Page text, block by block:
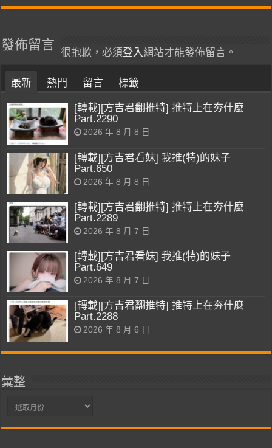
發佈留言
很抱歉，必須登入網站才能發佈留言。
最新 熱門 留言 標籤
[轉載][方吉君翻推特] 推特上在夯什麼
Part.2290
2026 年 8 月 8 日
[轉載][方吉君看妹] 我推(特)的妹子
Part.650
2026 年 8 月 8 日
[轉載][方吉君翻推特] 推特上在夯什麼
Part.2289
2026 年 8 月 7 日
[轉載][方吉君看妹] 我推(特)的妹子
Part.649
2026 年 8 月 7 日
[轉載][方吉君翻推特] 推特上在夯什麼
Part.2288
2026 年 8 月 6 日
彙整
彙